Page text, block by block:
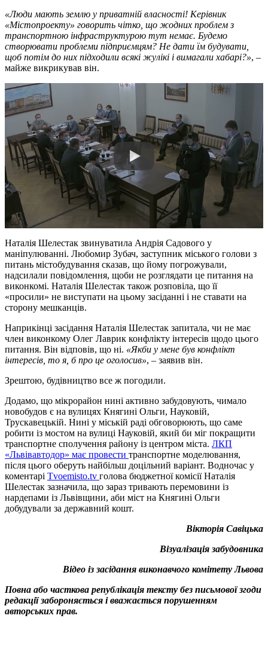
«Люди мають землю у приватній власності! Керівник
«Містопроекту» говорить чітко, що жодних проблем з
транспортною інфраструктурою тут немає. Будемо
створювати проблеми підприємцям? Не дати їм будувати,
щоб потім до них підходили всякі жулікі і вимагали хабарі?», –
майже викрикував він.
Наталія Шелестак звинуватила Андрія Садового у
маніпулюванні. Любомир Зубач, заступник міського голови з
питань містобудування сказав, що йому погрожували,
надсилали повідомлення, щоби не розглядати це питання на
виконкомі. Наталія Шелестак також розповіла, що її
«просили» не виступати на цьому засіданні і не ставати на
сторону мешканців.
Наприкінці засідання Наталія Шелестак запитала, чи не має
член виконкому Олег Лаврик конфлікту інтересів щодо цього
питання. Він відповів, що ні. «Якби у мене був конфлікт
інтересів, то я, б про це оголосив», – заявив він.
Зрештою, будівництво все ж погодили.
Додамо, що мікрорайон нині активно забудовують, чимало
новобудов є на вулицях Княгині Ольги, Науковій,
Трускавецькій. Нині у міській раді обговорюють, що саме
робити із мостом на вулиці Науковій, який би міг покращити
транспортне сполучення району із центром міста. ЛКП
«Львівавтодор» має провести транспортне моделювання,
після цього оберуть найбільш доцільний варіант. Водночас у
коментарі Тvoemisto.tv голова бюджетної комісії Наталія
Шелестак зазначила, що зараз тривають перемовини із
нардепами із Львівщини, аби міст на Княгині Ольги
добудували за державний кошт.
Вікторія Савіцька
Візуалізація забудовника
Відео із засідання виконавчого комітету Львова
Повна або часткова републікація тексту без письмової згоди
редакції забороняється і вважається порушенням
авторських прав.